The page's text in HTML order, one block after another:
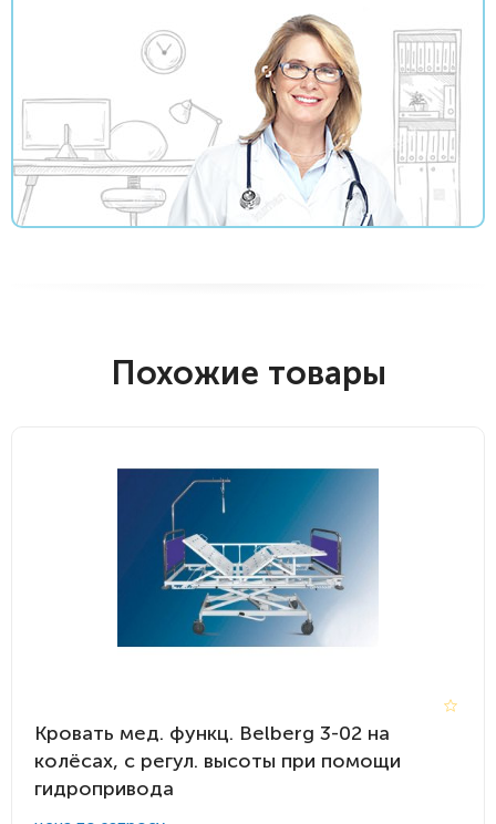
Похожие товары
Кровать мед. функц. Belberg 3-02 на
колёсах, с регул. высоты при помощи
гидропривода